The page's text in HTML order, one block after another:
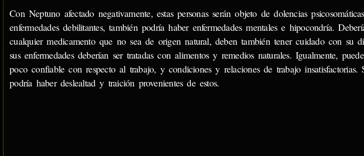
Con Neptuno afectado negativamente, estas personas serán objeto de dolencias
enfermedades debilitantes, también podría haber enfermedades mentales e hipocondría.
cualquier medicamento que no sea de origen natural, deben también tener cuidado con su
sus enfermedades deberían ser tratadas con alimentos y remedios naturales. Igualmente,
poco confiable con respecto al trabajo, y condiciones y relaciones de trabajo insatisfactorias.
podría haber deslealtad y traición provenientes de estos.